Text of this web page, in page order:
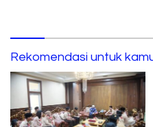
Rekomendasi untuk